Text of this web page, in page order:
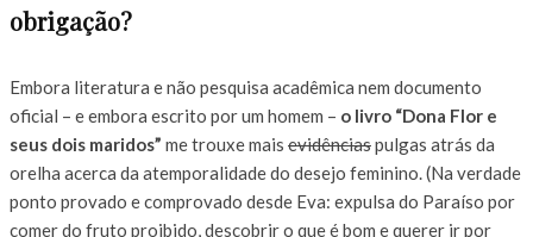
obrigação?
Embora literatura e não pesquisa acadêmica nem documento
oficial – e embora escrito por um homem – o livro “Dona Flor e
seus dois maridos” me trouxe mais evidênciaspulgas atrás da
orelha acerca da atemporalidade do desejo feminino. (Na verdade
ponto provado e comprovado desde Eva: expulsa do Paraíso por
comer do fruto proibido, descobrir o que é bom e querer ir por